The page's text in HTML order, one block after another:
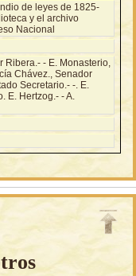
de leyes de 1825-
y el archivo
Nacional
Ribera.- - E. Monasterio,
Chávez., Senador
Secretario.- -. E.
E. Hertzog.- - A.